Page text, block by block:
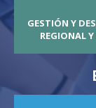
GESTIÓN Y
REGIONAL